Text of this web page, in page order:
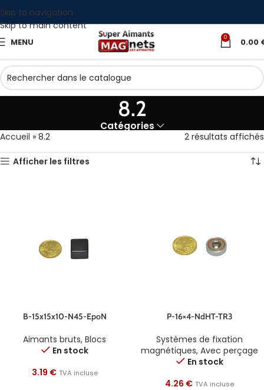
Skip to navigation
Skip to main content
MENU 0 0.00
8.2
Catégories
Accueil » 8.2 2 résultats affichés
Afficher les filtres
B-15x15x10-N45-EpoN
Aimants bruts, Blocs
En stock
3.19 € TVA incluse
P-16×4-NdHT-TR3
Systèmes de fixation
magnétiques, Avec perçage
En stock
4.26 € TVA incluse